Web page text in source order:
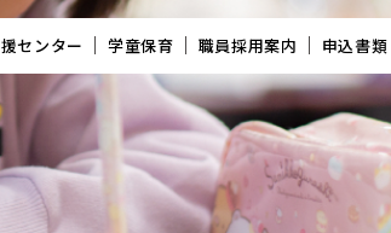
センター 学童保育 職員採用案内 申込書類